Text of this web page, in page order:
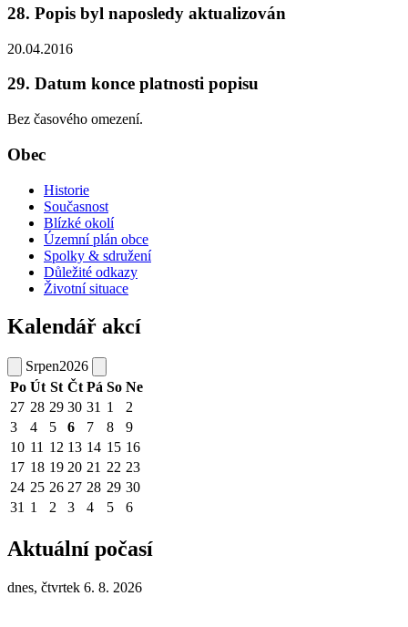
28. Popis byl naposledy aktualizován
20.04.2016
29. Datum konce platnosti popisu
Bez časového omezení.
Obec
Historie
Současnost
Blízké okolí
Územní plán obce
Spolky & sdružení
Důležité odkazy
Životní situace
Kalendář akcí
Srpen2026
Po Út St Čt Pá So Ne
27 28 29 30 31 1
2
3
4 5 6 7 8
9
10 11 12 13 14 15 16
17 18 19 20 21 22 23
24 25 26 27 28 29 30
31 1 2 3 4 5 6
Aktuální počasí
dnes, čtvrtek 6. 8. 2026